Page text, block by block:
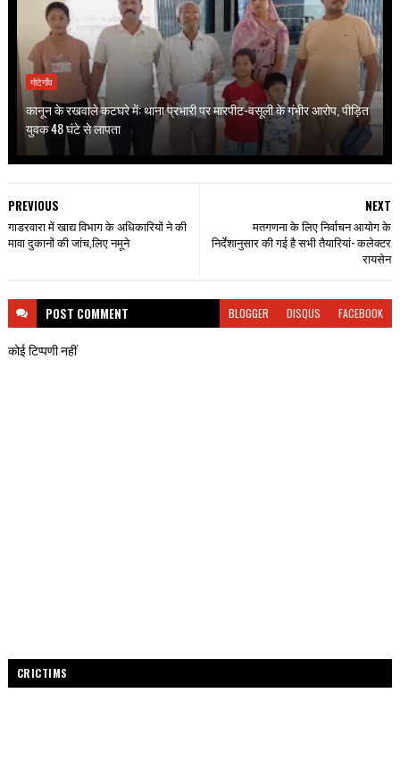
गोटेगाँव
कानून के रखवाले कटघरे में: थाना प्रभारी पर मारपीट-वसूली के गंभीर आरोप, पीड़ित
युवक 48 घंटे से लापता
NEXT
मतगणना के लिए निर्वाचन आयोग के
निर्देशानुसार की गई है सभी तैयारियां- कलेक्टर
रायसेन
PREVIOUS
गाडरवारा में खाद्य विभाग के अधिकारियों ने की
मावा दुकानों की जांच,लिए नमूने
POST COMMENT BLOGGER DISQUS FACEBOOK
कोई टिप्पणी नहीं
CRICTIMS